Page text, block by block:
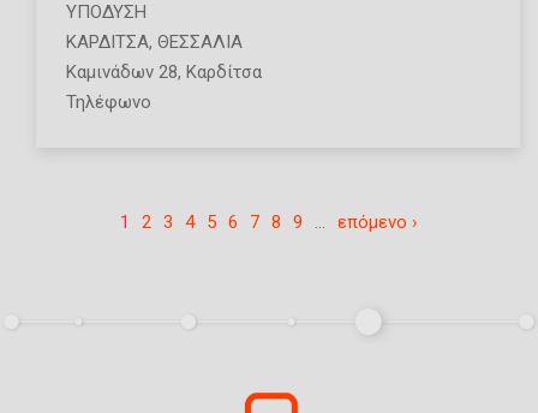
ΥΠΌΔΥΣΗ
ΚΑΡΔΙΤΣΑ, ΘΕΣΣΑΛΙΑ
Καμινάδων 28, Καρδίτσα
Τηλέφωνο
1 2 3 4 5 6 7 8 9 … επόμενο ›